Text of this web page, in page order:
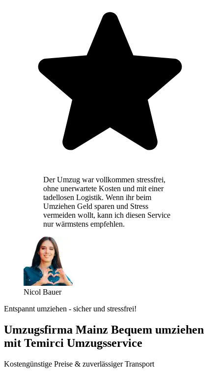
Der Umzug war vollkommen stressfrei,
ohne unerwartete Kosten und mit einer
tadellosen Logistik. Wenn ihr beim
Umziehen Geld sparen und Stress
vermeiden wollt, kann ich diesen Service
nur wärmstens empfehlen.
Nicol Bauer
Entspannt umziehen - sicher und stressfrei!
Umzugsfirma Mainz Bequem umziehen
mit Temirci Umzugsservice
Kostengünstige Preise & zuverlässiger Transport